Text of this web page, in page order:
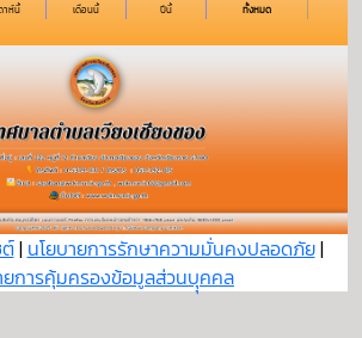
าห์นี้ เดือนนี้ ปีนี้ ทั้งหมด
| นโยบายการรักษาความมั่นคงปลอดภัย|
ยการคุ้มครองข้อมูลส่วนบุุคคล